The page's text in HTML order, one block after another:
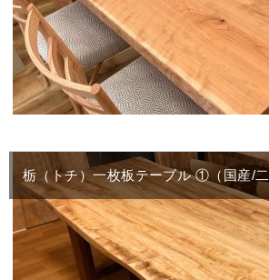
栃（トチ）一枚板テーブル ①（国産/